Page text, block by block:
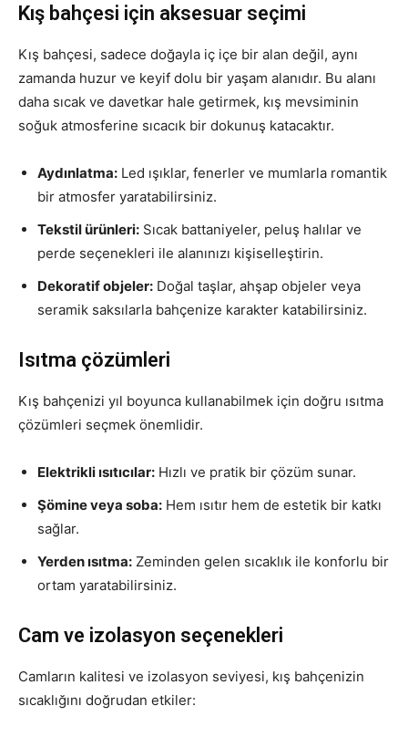
Kış bahçesi için aksesuar seçimi
Kış bahçesi, sadece doğayla iç içe bir alan değil, aynı
zamanda huzur ve keyif dolu bir yaşam alanıdır. Bu alanı
daha sıcak ve davetkar hale getirmek, kış mevsiminin
soğuk atmosferine sıcacık bir dokunuş katacaktır.
Aydınlatma: Led ışıklar, fenerler ve mumlarla romantik
bir atmosfer yaratabilirsiniz.
Tekstil ürünleri: Sıcak battaniyeler, peluş halılar ve
perde seçenekleri ile alanınızı kişiselleştirin.
Dekoratif objeler: Doğal taşlar, ahşap objeler veya
seramik saksılarla bahçenize karakter katabilirsiniz.
Isıtma çözümleri
Kış bahçenizi yıl boyunca kullanabilmek için doğru ısıtma
çözümleri seçmek önemlidir.
Elektrikli ısıtıcılar: Hızlı ve pratik bir çözüm sunar.
Şömine veya soba: Hem ısıtır hem de estetik bir katkı
sağlar.
Yerden ısıtma: Zeminden gelen sıcaklık ile konforlu bir
ortam yaratabilirsiniz.
Cam ve izolasyon seçenekleri
Camların kalitesi ve izolasyon seviyesi, kış bahçenizin
sıcaklığını doğrudan etkiler: